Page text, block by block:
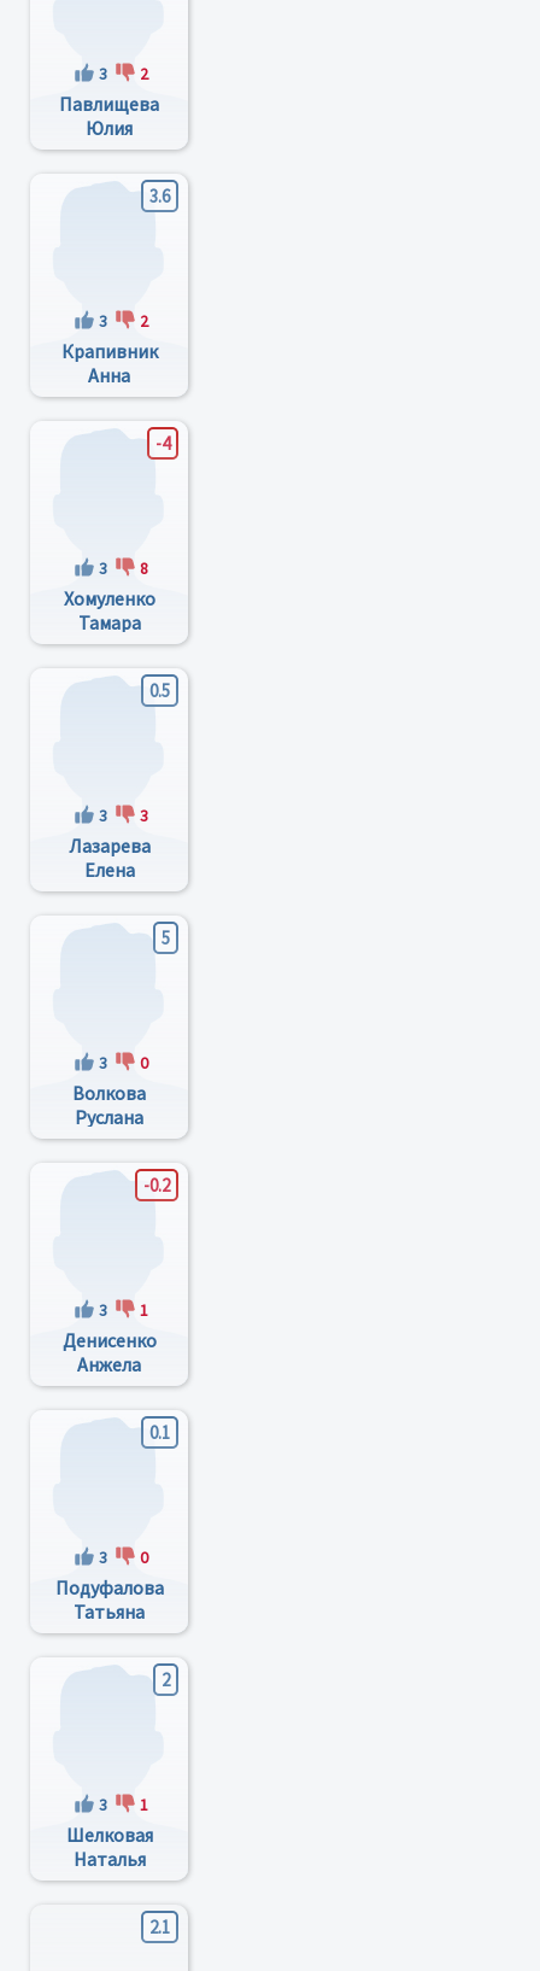
3 2
Павлищева
Юлия
Анатольевна
3.6
3 2
Крапивник
Анна
Александровна
-4
3 8
Хомуленко
Тамара
Борисовна
0.5
3 3
Лазарева
Елена
Николаевна
5
3 0
Волкова
Руслана
Евгеньевна
-0.2
3 1
Денисенко
Анжела
Олеговна
0.1
3 0
Подуфалова
Татьяна
Владимировна
2
3 1
Шелковая
Наталья
Валерьевна
2.1